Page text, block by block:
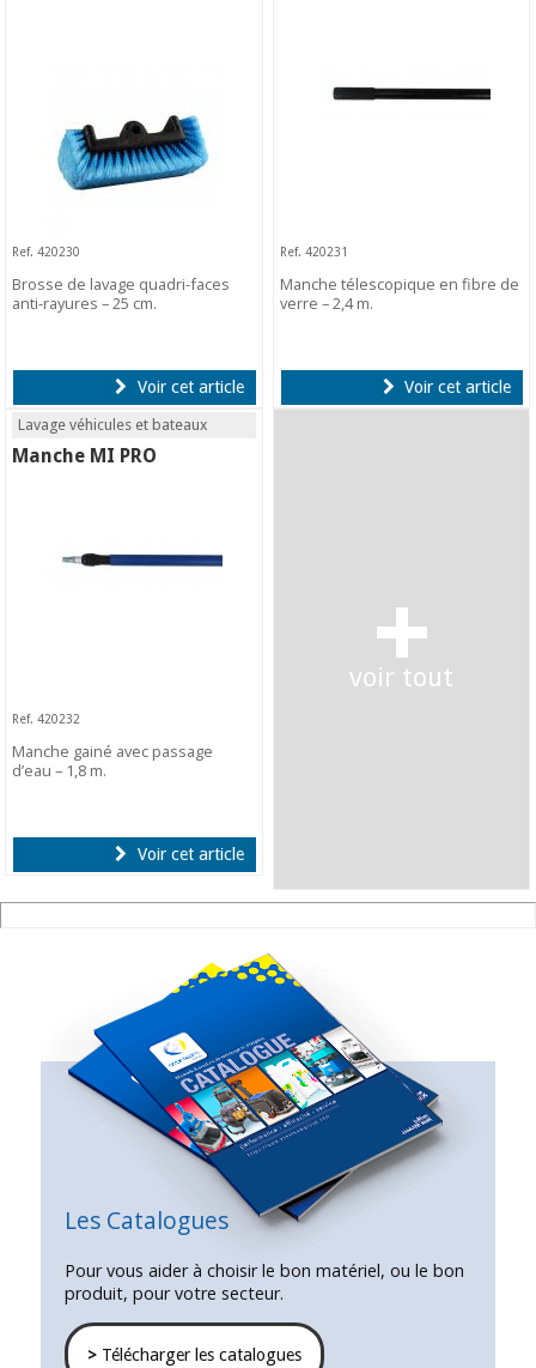
Ref. 420230
Brosse de lavage quadri-faces
anti-rayures – 25 cm.
Voir cet article
Ref. 420231
Manche télescopique en fibre de
verre – 2,4 m.
Voir cet article
Lavage véhicules et bateaux
Manche MI PRO
Ref. 420232
Manche gainé avec passage
d’eau – 1,8 m.
Voir cet article
+
voir tout
Les Catalogues
Pour vous aider à choisir le bon matériel, ou le bon
produit, pour votre secteur.
>Télécharger les catalogues